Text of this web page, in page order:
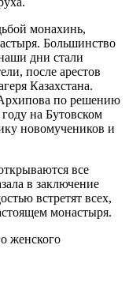
монахинь,
Большинство
дни стали
после арестов
Казахстана.
по решению
на Бутовском
новомучеников и
все
в заключение
встретят всех,
монастыря.
женского